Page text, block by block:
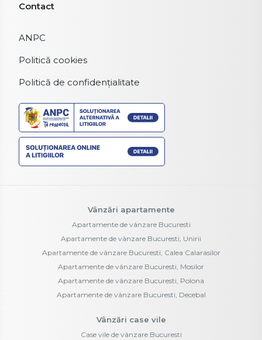
Contact
ANPC
Politică cookies
Politică de confidențialitate
Vânzări apartamente
Apartamente de vânzare Bucuresti
Apartamente de vânzare Bucuresti, Unirii
Apartamente de vânzare Bucuresti, Calea Calarasilor
Apartamente de vânzare Bucuresti, Mosilor
Apartamente de vânzare Bucuresti, Polona
Apartamente de vânzare Bucuresti, Decebal
Vânzări case vile
Case vile de vânzare Bucuresti